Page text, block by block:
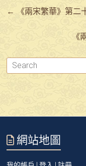
← 《兩宋繁華》第二
《
網站地圖